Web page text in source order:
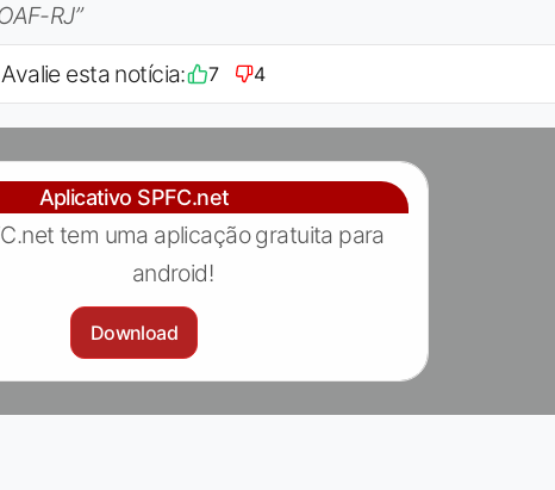
RJ”
Avalie esta notícia: 7 4
Aplicativo SPFC.net
tem uma aplicação gratuita para
android!
Download